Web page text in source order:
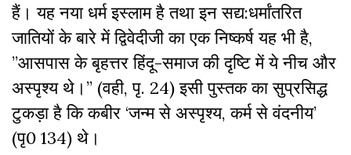
हैं। यह नया धर्म इस्लाम है तथा इन सद्य:धर्मांतरित
जातियों के बारे में द्विवेदीजी का एक निष्कर्ष यह भी है,
”आसपास के बृहत्तर हिंदू-समाज की दृष्टि में ये नीच और
अस्पृश्य थे।’’ (वही, पृ. 24) इसी पुस्तक का सुप्रसिद्ध
टुकड़ा है कि कबीर ‘जन्म से अस्पृश्य, कर्म से वंदनीय’
(पृ0 134) थे।